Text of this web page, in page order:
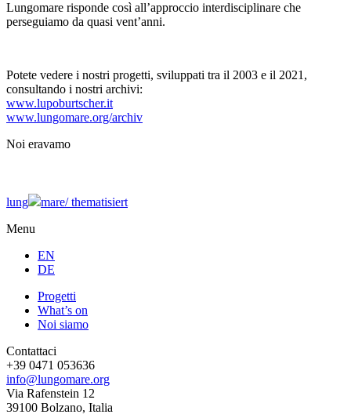
Lungomare risponde così all’approccio interdisciplinare che
perseguiamo da quasi vent’anni.
Potete vedere i nostri progetti, sviluppati tra il 2003 e il 2021,
consultando i nostri archivi:
www.lupoburtscher.it
www.lungomare.org/archiv
Noi eravamo
lung mare/thematisiert
Menu
EN
DE
Progetti
What’s on
Noi siamo
Contattaci
+39 0471 053636
info@lungomare.org
Via Rafenstein 12
39100 Bolzano, Italia